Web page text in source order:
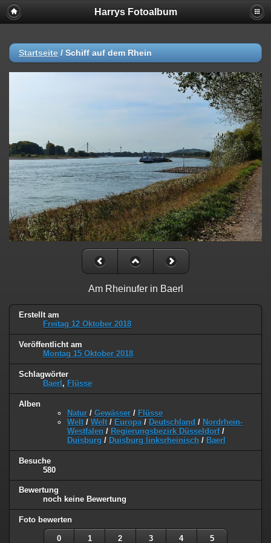
Harrys Fotoalbum
Startseite / Schiff auf dem Rhein
Am Rheinufer in Baerl
Erstellt am
Freitag 12 Oktober 2018
Veröffentlicht am
Montag 15 Oktober 2018
Schlagwörter
Baerl , Flüsse
Alben
Natur / Gewässer / Flüsse
Welt / Welt / Europa / Deutschland / Nordrhein-
Westfalen / Regierungsbezirk Düsseldorf/
Duisburg / Duisburg linksrheinisch / Baerl
Besuche
580
Bewertung
noch keine Bewertung
Foto bewerten
0 1 2 3 4 5